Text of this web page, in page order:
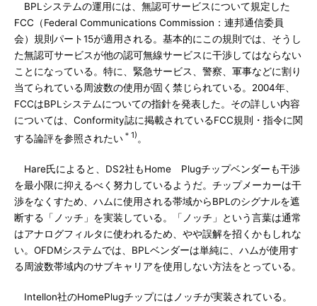
BPLシステムの運用には、無認可サービスについて規定した
FCC（Federal Communications Commission：連邦通信委員
会）規則パート15が適用される。基本的にこの規則では、そうし
た無認可サービスが他の認可無線サービスに干渉してはならない
ことになっている。特に、緊急サービス、警察、軍事などに割り
当てられている周波数の使用が固く禁じられている。2004年、
FCCはBPLシステムについての指針を発表した。その詳しい内容
については、Conformity誌に掲載されているFCC規則・指令に関
する論評を参照されたい ＊1) 。
Hare氏によると、DS2社もHome Plugチップベンダーも干渉
を最小限に抑えるべく努力しているようだ。チップメーカーは干
渉をなくすため、ハムに使用される帯域からBPLのシグナルを遮
断する「ノッチ」を実装している。「ノッチ」という言葉は通常
はアナログフィルタに使われるため、やや誤解を招くかもしれな
い。OFDMシステムでは、BPLベンダーは単純に、ハムが使用す
る周波数帯域内のサブキャリアを使用しない方法をとっている。
Intellon社のHomePlugチップにはノッチが実装されている。